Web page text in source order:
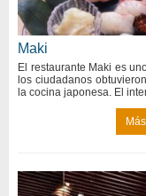
Maki
El restaurante Maki es
los ciudadanos
la cocina japonesa. El